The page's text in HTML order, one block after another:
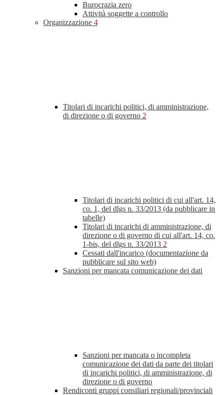
Burocrazia zero
Attività soggette a controllo
Organizzazione 4
Titolari di incarichi politici, di amministrazione,
di direzione o di governo 2
Titolari di incarichi politici di cui all'art. 14,
co. 1, del dlgs n. 33/2013 (da pubblicare in
tabelle)
Titolari di incarichi di amministrazione, di
direzione o di governo di cui all'art. 14, co.
1-bis, del dlgs n. 33/2013 2
Cessati dall'incarico (documentazione da
pubblicare sul sito web)
Sanzioni per mancata comunicazione dei dati
Sanzioni per mancata o incompleta
comunicazione dei dati da parte dei titolari
di incarichi politici, di amministrazione, di
direzione o di governo
Rendiconti gruppi consiliari regionali/provinciali